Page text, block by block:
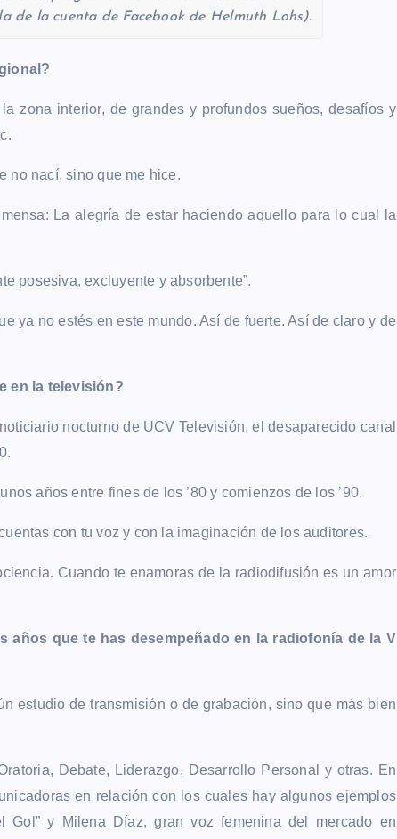
de la cuenta de Facebook de Helmuth Lohs).
zona interior, de grandes y profundos sueños, desafíos y
no nací, sino que me hice.
La alegría de estar haciendo aquello para lo cual la
posesiva, excluyente y absorbente”.
ya no estés en este mundo. Así de fuerte. Así de claro y de
en la televisión?
nocturno de UCV Televisión, el desaparecido canal
años entre fines de los ’80 y comienzos de los ’90.
con tu voz y con la imaginación de los auditores.
Cuando te enamoras de la radiodifusión es un amor
años que te has desempeñado en la radiofonía de la V
estudio de transmisión o de grabación, sino que más bien
Debate, Liderazgo, Desarrollo Personal y otras. En
en relación con los cuales hay algunos ejemplos
y Milena Díaz, gran voz femenina del mercado en